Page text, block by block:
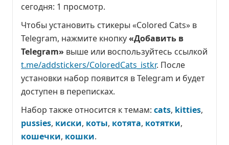
сегодня: 1 просмотр.
Чтобы установить стикеры «Colored Cats» в
Telegram, нажмите кнопку«Добавить в
Telegram» выше или воспользуйтесь ссылкой
t.me/addstickers/ColoredCats_istkr. После
установки набор появится в Telegram и будет
доступен в переписках.
Набор также относится к темам: cats, kitties,
pussies, киски, коты, котята, котятки,
кошечки, кошки.